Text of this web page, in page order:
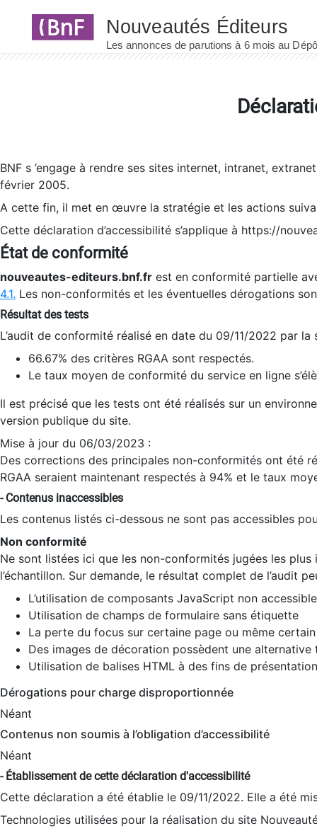
BNF s ’engage à rendre ses sites internet, intranet,
février 2005.
A cette fin, il met en œuvre la stratégie et les actions
Cette déclaration d’accessibilité s’applique à https://
État de conformité
nouveautes-editeurs.bnf.fr est en conformité partielle
4.1. Les non-conformités et les éventuelles dérogations
Résultat des tests
L’audit de conformité réalisé en date du 09/11/2022 par
66.67% des critères RGAA sont respectés.
Le taux moyen de conformité du service en ligne
Il est précisé que les tests ont été réalisés sur un
version publique du site.
Mise à jour du 06/03/2023 :
Des corrections des principales non-conformités ont été
RGAA seraient maintenant respectés à 94% et le taux
- Contenus inaccessibles
Les contenus listés ci-dessous ne sont pas accessibles
Non conformité
Ne sont listées ici que les non-conformités jugées les
l’échantillon. Sur demande, le résultat complet de l’audit
L’utilisation de composants JavaScript non
Utilisation de champs de formulaire sans étiquette
La perte du focus sur certaine page ou même
Des images de décoration possèdent une alternative
Utilisation de balises HTML à des fins de
Dérogations pour charge disproportionnée
Néant
Contenus non soumis à l’obligation d’accessibilité
Néant
- Établissement de cette déclaration d'accessibilité
Cette déclaration a été établie le 09/11/2022. Elle a été
Technologies utilisées pour la réalisation du site